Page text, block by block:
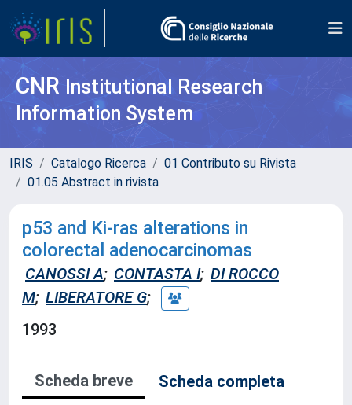
CNR Institutional Research
Information System
IRIS Catalogo Ricerca
01 Contributo su Rivista
01.05 Abstract in rivista
p53 and Ki-ras alterations in
colorectal adenocarcinomas
CANOSSI A; CONTASTA I; DI ROCCO
M; LIBERATORE G;
1993
Scheda breve
Scheda completa